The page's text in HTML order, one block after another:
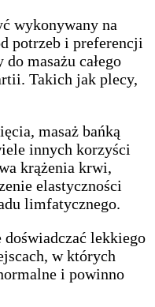
wykonywany na
potrzeb i preferencji
masażu całego
Takich jak plecy,
masaż bańką
innych korzyści
krążenia krwi,
elastyczności
limfatycznego.
doświadczać lekkiego
w których
i powinno